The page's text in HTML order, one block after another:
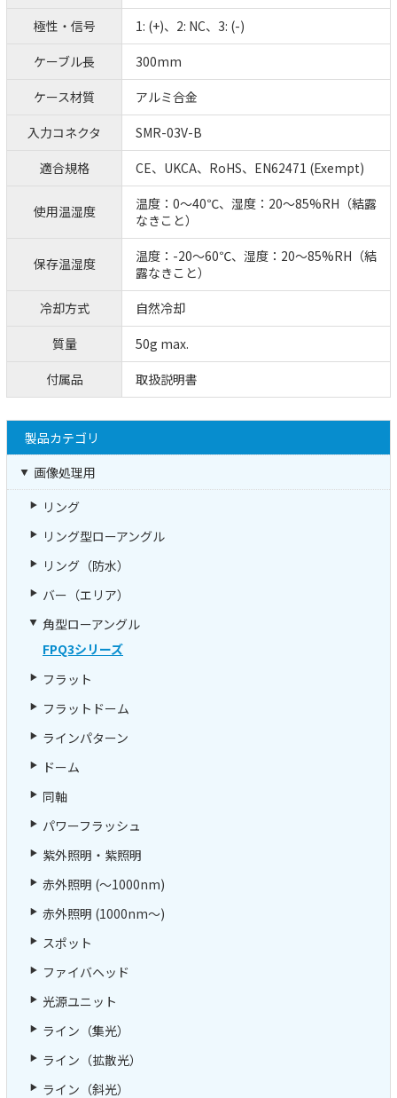
極性・信号
1: (+)、2: NC、3: (-)
ケーブル長
300mm
ケース材質
アルミ合金
入力コネクタ
SMR-03V-B
適合規格
CE、UKCA、RoHS、EN62471 (Exempt)
使用温湿度
温度：0～40℃、湿度：20～85%RH（結露
なきこと）
保存温湿度
温度：-20～60℃、湿度：20～85%RH（結
露なきこと）
冷却方式
自然冷却
質量
50g max.
付属品
取扱説明書
製品カテゴリ
画像処理用
リング
リング型ローアングル
リング（防水）
バー（エリア）
角型ローアングル
FPQ3シリーズ
フラット
フラットドーム
ラインパターン
ドーム
同軸
パワーフラッシュ
紫外照明・紫照明
赤外照明 (～1000nm)
赤外照明 (1000nm～)
スポット
ファイバヘッド
光源ユニット
ライン（集光）
ライン（拡散光）
ライン（斜光）